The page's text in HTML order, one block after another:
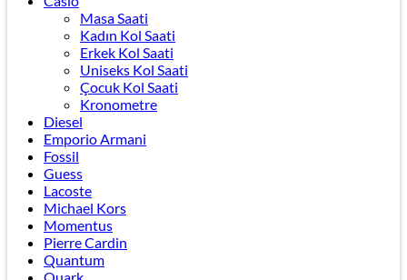
Masa Saati
Kadın Kol Saati
Erkek Kol Saati
Uniseks Kol Saati
Çocuk Kol Saati
Kronometre
Diesel
Emporio Armani
Fossil
Guess
Lacoste
Michael Kors
Momentus
Pierre Cardin
Quantum